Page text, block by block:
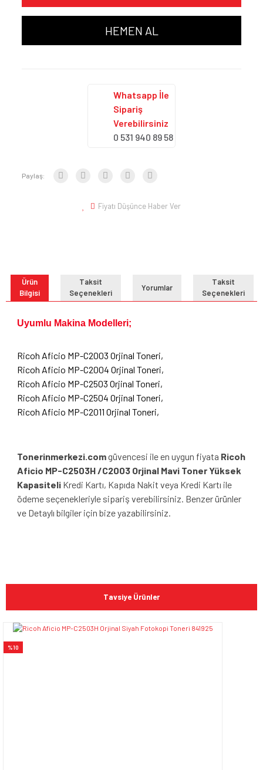
HEMEN AL
Whatsapp İle
Sipariş
Verebilirsiniz
0 531 940 89 58
Paylaş:
Fiyatı Düşünce Haber Ver
Ürün
Bilgisi
Taksit
Seçenekleri
Yorumlar
Taksit
Seçenekleri
Uyumlu Makina Modelleri;
Ricoh Aficio MP-C2003 Orjinal Toneri,
Ricoh Aficio MP-C2004 Orjinal Toneri,
Ricoh Aficio MP-C2503 Orjinal Toneri,
Ricoh Aficio MP-C2504 Orjinal Toneri,
Ricoh Aficio MP-C2011 Orjinal Toneri,
Tonerinmerkezi.comgüvencesi ile en uygun fiyata Ricoh
Aficio MP-C2503H /C2003 Orjinal Mavi TonerYüksek
Kapasiteli Kredi Kartı, Kapıda Nakit veya Kredi Kartı ile
ödeme seçenekleriyle sipariş verebilirsiniz. Benzer ürünler
ve Detaylı bilgiler için bize yazabilirsiniz.
Bu ürüne ilk yorumu siz yapın!
Yorum Yaz
konularda yetersiz gördüğünüz noktaları öneri formunu
kullanarak tarafımıza iletebilirsiniz.
Tavsiye Ürünler
%10